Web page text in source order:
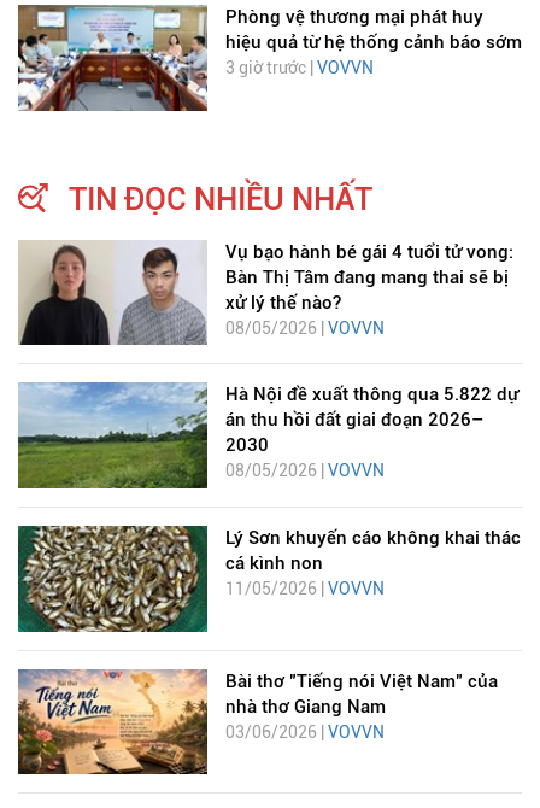
Phòng vệ thương mại phát huy
hiệu quả từ hệ thống cảnh báo sớm
3 giờ trước | VOVVN
TIN ĐỌC NHIỀU NHẤT
Vụ bạo hành bé gái 4 tuổi tử vong:
Bàn Thị Tâm đang mang thai sẽ bị
xử lý thế nào?
08/05/2026 |VOVVN
Hà Nội đề xuất thông qua 5.822 dự
án thu hồi đất giai đoạn 2026–
2030
08/05/2026 | VOVVN
Lý Sơn khuyến cáo không khai thác
cá kình non
11/05/2026 | VOVVN
Bài thơ "Tiếng nói Việt Nam" của
nhà thơ Giang Nam
03/06/2026 | VOVVN